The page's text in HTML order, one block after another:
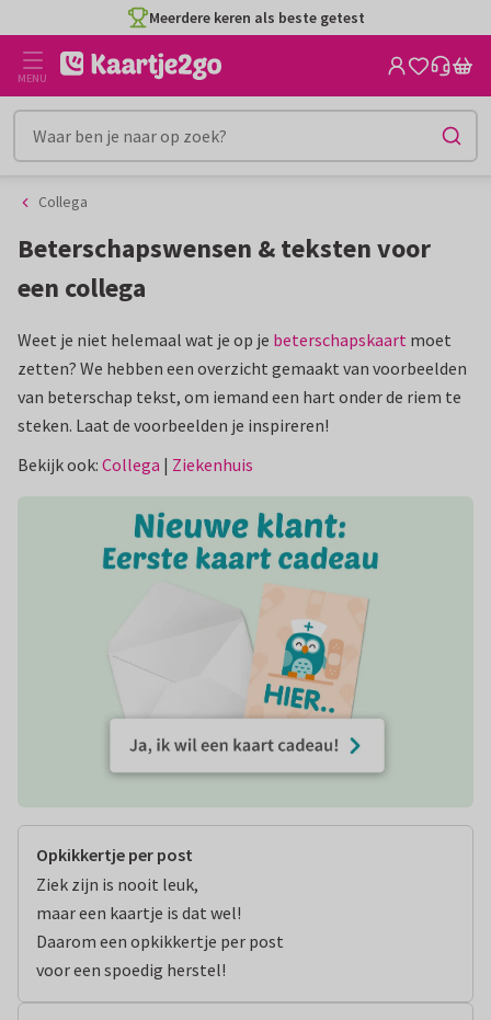
naar
inhoud
naar
het
filter
Meerdere keren als beste getest
MENU
Collega
Beterschapswensen & teksten voor
een collega
Weet je niet helemaal wat je op je beterschapskaart moet
zetten? We hebben een overzicht gemaakt van voorbeelden
van beterschap tekst, om iemand een hart onder de riem te
steken. Laat de voorbeelden je inspireren!
Bekijk ook: Collega | Ziekenhuis
Opkikkertje per post
Ziek zijn is nooit leuk,
maar een kaartje is dat wel!
Daarom een opkikkertje per post
voor een spoedig herstel!